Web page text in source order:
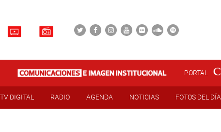
PORTAL
TV DIGITAL RADIO AGENDA NOTICIAS FOTOS DEL DÍA